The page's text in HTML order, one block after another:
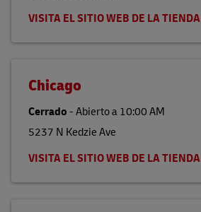
VISITA EL SITIO WEB DE LA TIENDA
Chicago
Cerrado-Abierto a10:00 AM
5237 N Kedzie Ave
VISITA EL SITIO WEB DE LA TIENDA